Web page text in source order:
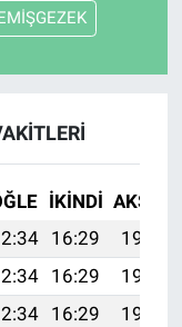
İKINDI AKŞAM
16:29
19:59
16:29
19:59
16:29
19:58